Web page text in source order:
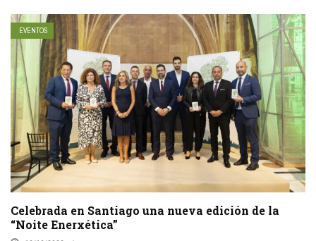
EVENTOS
Celebrada en Santiago una nueva edición de la
“Noite Enerxética”